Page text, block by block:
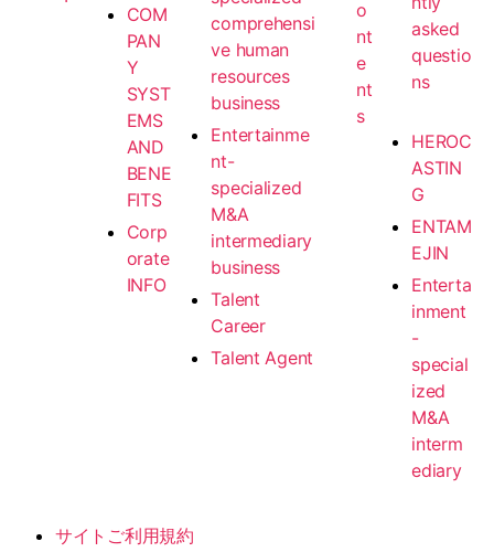
COM
PAN
Y
SYST
EMS
AND
BENE
FITS
Corp
orate
INFO
comprehensi
ve human
resources
business
Entertainme
nt-
specialized
M&A
intermediary
business
Talent
Career
Talent Agent
o
nt
e
nt
s
asked
questio
ns
HEROC
ASTIN
G
ENTAM
EJIN
Enterta
inment
-
special
ized
M&A
interm
ediary
サイトご利用規約